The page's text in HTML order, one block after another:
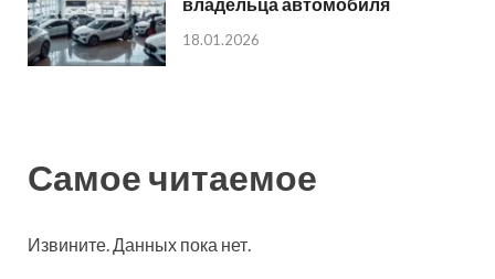
18.01.2026
Самое читаемое
Извините. Данных пока нет.